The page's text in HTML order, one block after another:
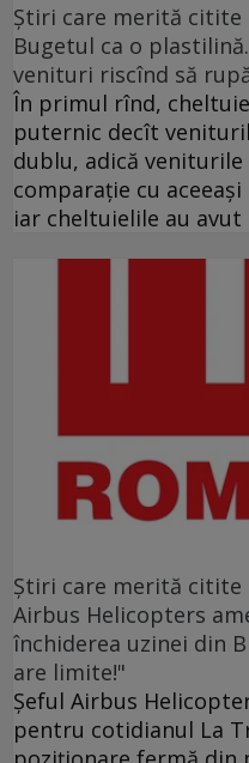
Ştiri care merită citite
Bugetul ca o
venituri riscînd să
În primul rînd,
puternic decît
dublu, adică veniturile
comparație cu
iar cheltuielile au avut
Ştiri care merită citite
Airbus Helicopters
închiderea uzinei din
are limite!"
Șeful Airbus
pentru cotidianul La